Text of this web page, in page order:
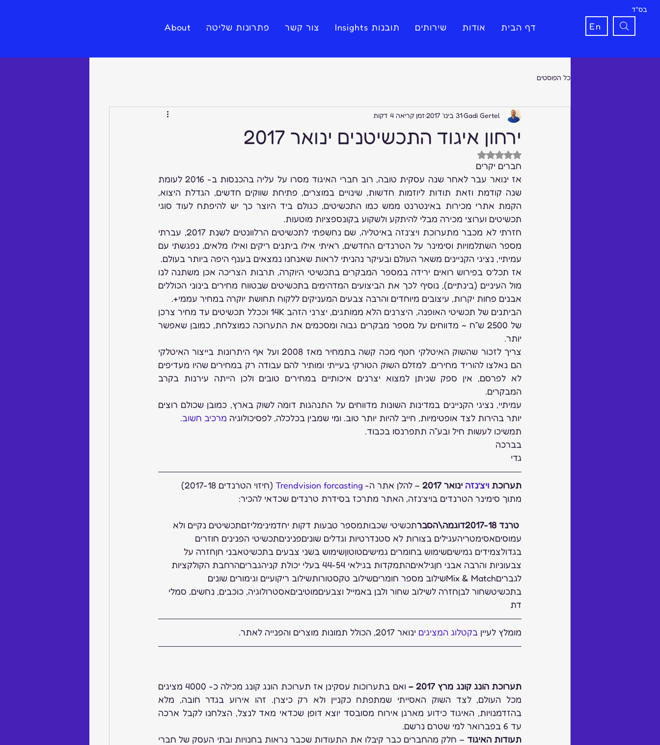
דף הבית אודות שירותים תובנות Insights צור קשר פתרונות שליטה About
בס"ד
En
כל הפוסטים
ירחון איגוד התכשיטנים ינואר 2017
Gadi Gertel31 בינו׳ 2017 זמן קריאה 4 דקות
דירוג של NaN מתוך 5 כוכבים
חברים יקרים
תכשיטים וערוצי מכירה מבלי להיתקע ולשקוע בקונספציות מוטעות.
עמיתיי, נציגי הקניינים משאר העולם ובעיקר נהניתי לראות שאנחנו נמצאים בענף היפה ביותר בעולם.
אבנים פחות יקרות, עיצובים מיוחדים והרבה צבעים המעניקים ללקוח תחושת יוקרה במחיר עממי+.
יותר.
המבקרים.
יותר בהירות לצד אופטימיות, חייב להיות יותר טוב. ומי שמבין בכלכלה, לפסיכולוגיה מרכיב חשוב.
תמשיכו לעשות חיל ובע”ה תתפרנסו בכבוד.
בברכה
גדי
תערוכת ויצ’נזה ינואר 2017 – להלן אתר ה- Trendvision forcasting
(חיזוי הטרנדים 2017-18)
מתוך סימינר הטרנדים בויצ’נזה, האתר מתרכז בסידרת טרנדים שכדאי להכיר:
טרנד 2017-18דוגמה\הסבר
תכשיטי שכבותמספר טבעות דקות יחדמינימליזםתכשיטים נקיים ולא
עמוסיםאסימטריהעגילים בצורות לא סטנדרטיות וגדלים שוניםפניניםתכשיטי הפנינים חוזרים
בגדולצמידים גמישיםשימוש בחומרים גמישיםטוטוןשימוש בשני צבעים בתכשיטאבני חןחזרה על
צבעוניות והרבה אבני חןגילאיםהתמקדות בגילאי 44-54 בעלי יכולת קניהגבריםהרחבת הקולקציות
לגבריםMix & Matchשילוב מספר חומריםשילוב טקסטורותשילוב ריקועיים וגימורים שונים
בתכשיטשחור לבןחזרה לשילוב שחור ולבן באמייל וצבעיםמוטיביםאסטרולוגיה, כוכבים, נחשים, סמלי
דת
מומלץ לעיין בקטלוג המציגים ינואר 2017, הכולל תמונות מוצרים והפנייה לאתר.
תערוכת הונג קונג מרץ 2017 –
עד 6 בפברואר למי שטרם נרשם.
תעודות האיגוד